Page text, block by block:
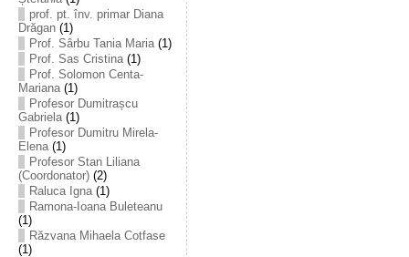
prof. pt. înv. primar Diana
Drăgan(1)
Prof. Sârbu Tania Maria(1)
Prof. Sas Cristina(1)
Prof. Solomon Centa-
Mariana(1)
Profesor Dumitrașcu
Gabriela(1)
Profesor Dumitru Mirela-
Elena(1)
Profesor Stan Liliana
(Coordonator)(2)
Raluca Igna(1)
Ramona-Ioana Buleteanu
(1)
Răzvana Mihaela Cotfase
(1)